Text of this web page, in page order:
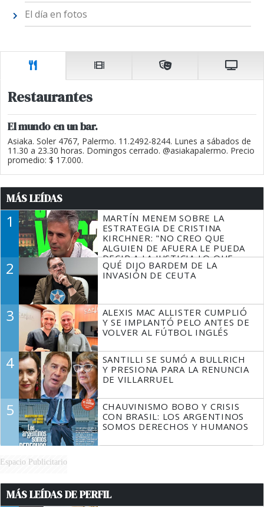
El día en fotos
Restaurantes
El mundo en un bar.
Asiaka. Soler 4767, Palermo. 11.2492-8244. Lunes a sábados de
11.30 a 23.30 horas. Domingos cerrado. @asiakapalermo. Precio
promedio: $ 17.000.
MÁS LEÍDAS
1
MARTÍN MENEM SOBRE LA
ESTRATEGIA DE CRISTINA
KIRCHNER: "NO CREO QUE
ALGUIEN DE AFUERA LE PUEDA
DECIR A LA JUSTICIA LO QUE
TIENE QUE HACER"
2
QUÉ DIJO BARDEM DE LA
INVASIÓN DE CEUTA
3
ALEXIS MAC ALLISTER CUMPLIÓ
Y SE IMPLANTÓ PELO ANTES DE
VOLVER AL FÚTBOL INGLÉS
4
SANTILLI SE SUMÓ A BULLRICH
Y PRESIONA PARA LA RENUNCIA
DE VILLARRUEL
5
CHAUVINISMO BOBO Y CRISIS
CON BRASIL: LOS ARGENTINOS
SOMOS DERECHOS Y HUMANOS
Espacio Publicitario
MÁS LEÍDAS DE PERFIL